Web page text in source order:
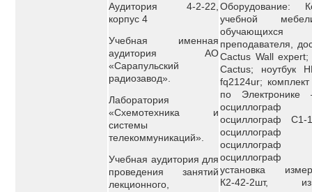
Аудитория 4-2-22,
корпус 4
Учебная именная
аудитория АО
«Сарапульский
радиозавод».
Лаборатория
«Схемотехника и
системы
телекоммуникаций».
Учебная аудитория для
проведения занятий
лекционного,
Оборудование:
учебной
преподавателя,
Сactus Wall expert;
Сactus; ноутбук
fq2124ur; комплект
по
осциллограф С1-
установка
К2-42-2шт,